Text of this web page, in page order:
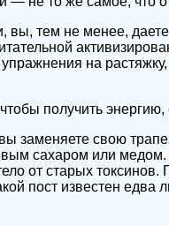
вы, тем не менее,
на растяжку,
получить
заменяете свою
сахаром или медом.
от старых
пост известен едва